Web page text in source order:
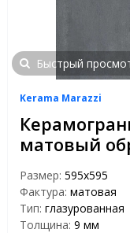
Быстрый
Kerama Marazzi
матовый
Размер: 595х595
Фактура: матовая
Тип: глазурованная
Толщина: 9 мм